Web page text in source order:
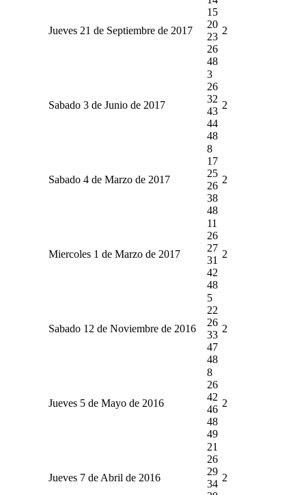
Jueves 21 de Septiembre de 2017
15
20
23
26
48
2
Sabado 3 de Junio de 2017
3
26
32
43
44
48
2
Sabado 4 de Marzo de 2017
8
17
25
26
38
48
2
Miercoles 1 de Marzo de 2017
11
26
27
31
42
48
2
Sabado 12 de Noviembre de 2016
5
22
26
33
47
48
2
Jueves 5 de Mayo de 2016
8
26
42
46
48
49
2
Jueves 7 de Abril de 2016
21
26
29
34
2